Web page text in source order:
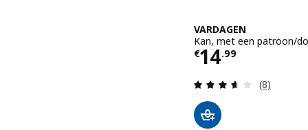
VARDAGEN
Kan, met een patroon/
€14.99
Prijs € 14.99
(8)